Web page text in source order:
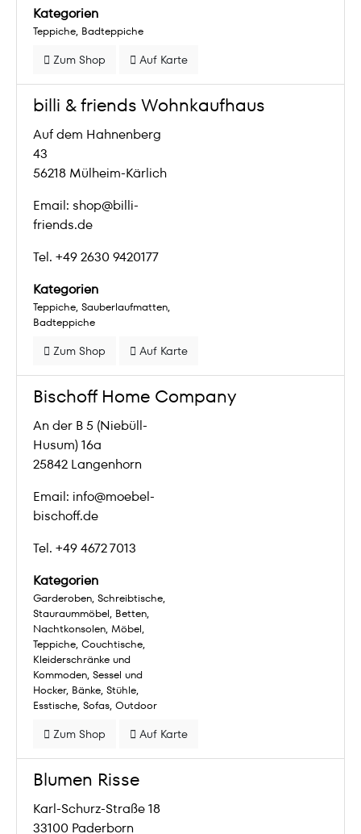
Kategorien
Teppiche Badteppiche
Zum Shop Auf Karte
billi & friends Wohnkaufhaus
Auf dem Hahnenberg
43
56218 Mülheim-Kärlich
Email: shop@billi-
friends.de
Tel. +49 2630 9420177
Kategorien
Teppiche Sauberlaufmatten
Badteppiche
Zum Shop Auf Karte
Bischoff Home Company
An der B 5 (Niebüll-
Husum) 16a
25842 Langenhorn
Email: info@moebel-
bischoff.de
Tel. +49 4672 7013
Kategorien
Garderoben Schreibtische
Stauraummöbel Betten
Nachtkonsolen Möbel
Teppiche Couchtische
Kleiderschränke und
Kommoden Sessel und
Hocker Bänke Stühle
Esstische Sofas Outdoor
Zum Shop Auf Karte
Blumen Risse
Karl-Schurz-Straße 18
33100 Paderborn